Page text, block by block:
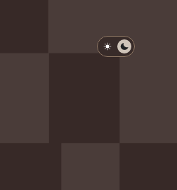
淺色模式
深色模式